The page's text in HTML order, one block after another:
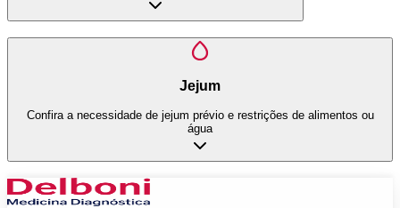
Jejum
Confira a necessidade de jejum prévio e restrições de alimentos ou
água